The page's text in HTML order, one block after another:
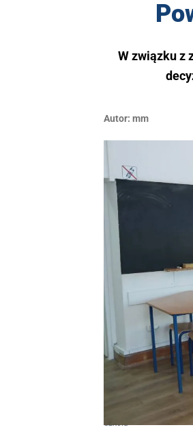
W związku z
Autor: mm
Szkoła